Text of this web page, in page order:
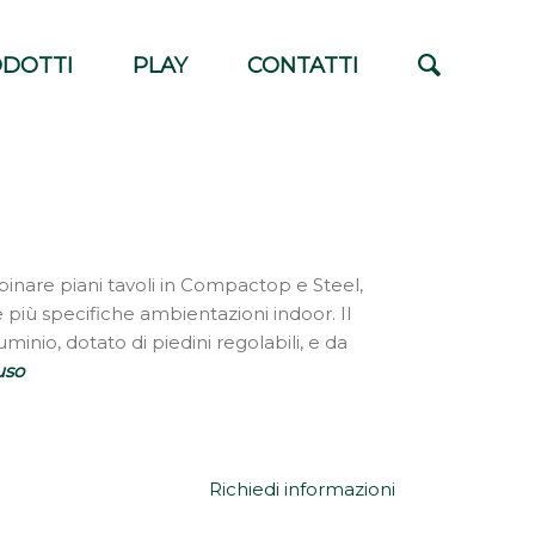
PLAY CONTATTI
piani tavoli in Compactop e Steel,
più specifiche ambientazioni indoor. Il
dotato di piedini regolabili, e da
Richiedi informazioni